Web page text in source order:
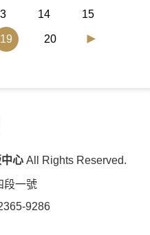
14 15
19 (current)
20
心 All Rights Reserved.
段⼀號
9286